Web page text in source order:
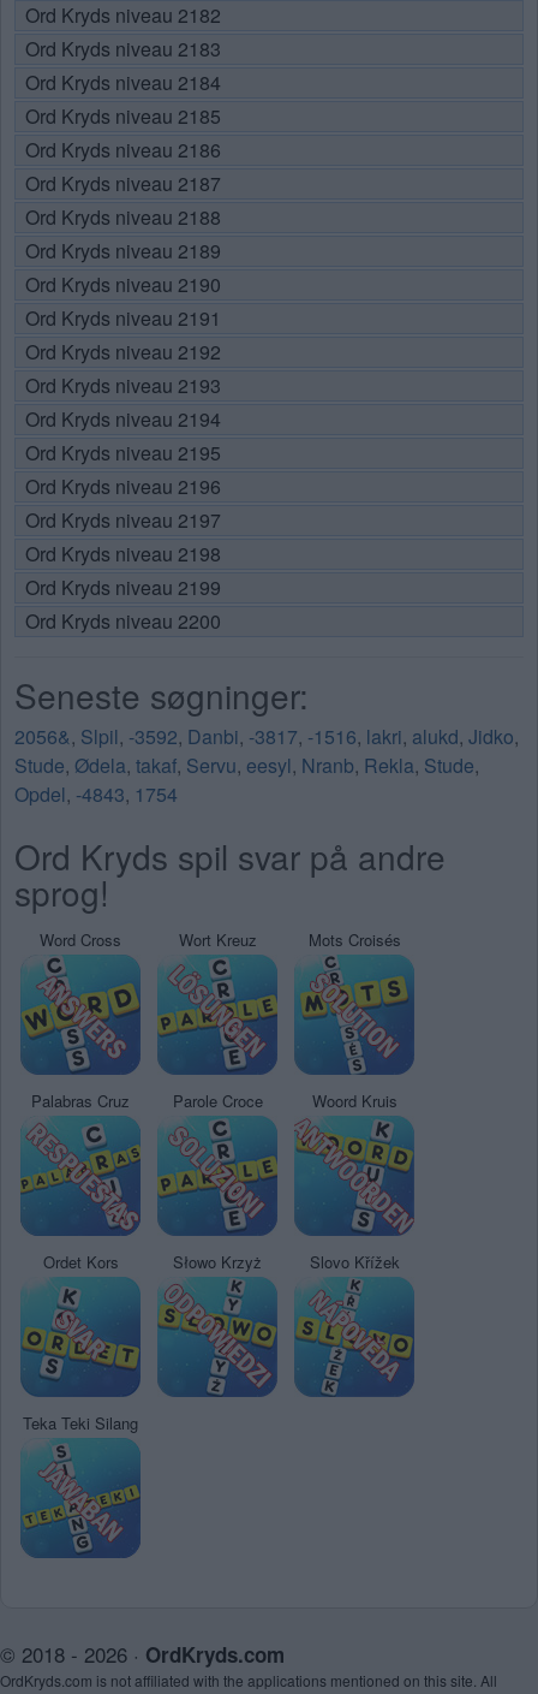
Ord Kryds niveau 2182
Ord Kryds niveau 2183
Ord Kryds niveau 2184
Ord Kryds niveau 2185
Ord Kryds niveau 2186
Ord Kryds niveau 2187
Ord Kryds niveau 2188
Ord Kryds niveau 2189
Ord Kryds niveau 2190
Ord Kryds niveau 2191
Ord Kryds niveau 2192
Ord Kryds niveau 2193
Ord Kryds niveau 2194
Ord Kryds niveau 2195
Ord Kryds niveau 2196
Ord Kryds niveau 2197
Ord Kryds niveau 2198
Ord Kryds niveau 2199
Ord Kryds niveau 2200
Seneste søgninger:
2056&, Slpil, -3592, Danbi, -3817, -1516, lakri, alukd, Jidko,
Stude, Ødela, takaf, Servu, eesyl, Nranb, Rekla, Stude,
Opdel, -4843, 1754
Ord Kryds spil svar på andre
sprog!
Word Cross Wort Kreuz Mots Croisés
Palabras Cruz Parole Croce Woord Kruis
Ordet Kors Słowo Krzyż Slovo Křížek
Teka Teki Silang
© 2018 - 2026 · OrdKryds.com
OrdKryds.com is not affiliated with the applications mentioned on this site. All